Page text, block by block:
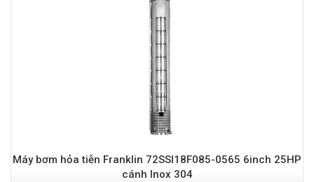
Máy bơm hỏa tiễn Franklin 72SSI18F085-0565 6inch 25HP
cánh Inox 304